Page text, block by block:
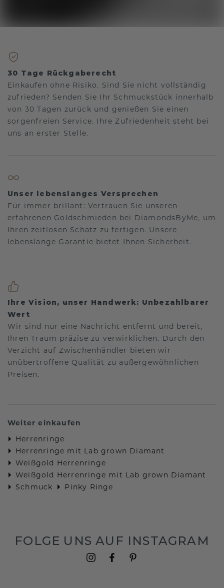
30 Tage Rückgaberecht
Einkaufen ohne Risiko. Sind Sie nicht vollständig
zufrieden? Senden Sie Ihr Schmuckstück innerhalb
von 30 Tagen zurück und genießen Sie einen
sorgenfreien Service. Ihre Zufriedenheit steht bei
uns an erster Stelle.
Unser lebenslanges Versprechen
Für immer brillant: Vertrauen Sie unseren
erfahrenen Goldschmieden bei DiamondsByMe, um
Ihren zeitlosen Schatz zu fertigen. Unsere
lebenslange Garantie bietet Ihnen Sicherheit.
Ihre Vision, unser Handwerk: Unbezahlbarer
Wert
Wir sind nur eine Nachricht entfernt und bereit,
Ihren Traum präzise zu verwirklichen. Durch den
Verzicht auf Zwischenhändler bieten wir
unübertroffene Qualität zu außergewöhnlichen
Preisen.
Weiter einkaufen
Herrenringe
Herrenringe mit Lab grown Diamant
Weißgold Herrenringe
Weißgold Herrenringe mit Lab grown Diamant
Schmuck
Pinky Ringe
FOLGE UNS AUF INSTAGRAM